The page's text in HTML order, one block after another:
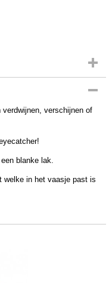
verschijnen of
blanke lak.
welke in het vaasje past is